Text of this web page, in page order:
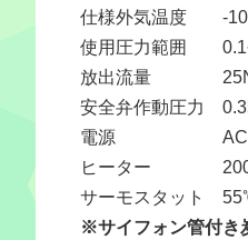
仕様外気温度 -
使用圧力範囲
放出流量 25NL/
安全弁作動圧力
電源
ヒーター
サーモスタット
※サイフォン管付き